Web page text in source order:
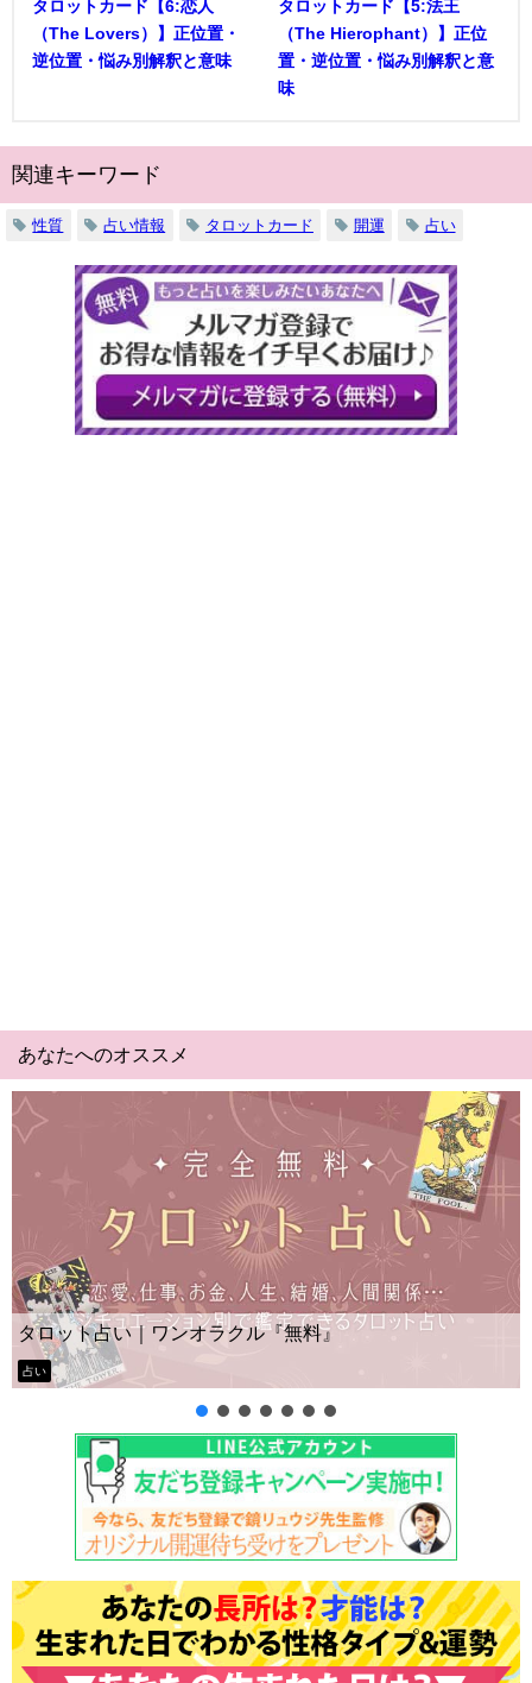
タロットカード【6:恋人
（The Lovers）】正位置・
逆位置・悩み別解釈と意味
タロットカード【5:法王
（The Hierophant）】正位
置・逆位置・悩み別解釈と意
味
関連キーワード
性質 占い情報 タロットカード 開運 占い
あなたへのオススメ
Yes No占い｜無料タロット◆私の質問の答えはイエス？ノ
ー？
タロット占い